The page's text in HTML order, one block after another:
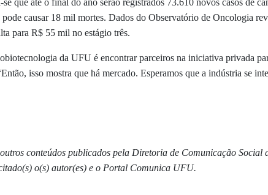
causar 18 mil mortes. Dados do Observatório de Oncologia
para R$ 55 mil no estágio três.
da UFU é encontrar parceiros na iniciativa privada
isso mostra que há mercado. Esperamos que a indústria se
conteúdos publicados pela Diretoria de Comunicação
o(s) autor(es) e o Portal Comunica UFU.